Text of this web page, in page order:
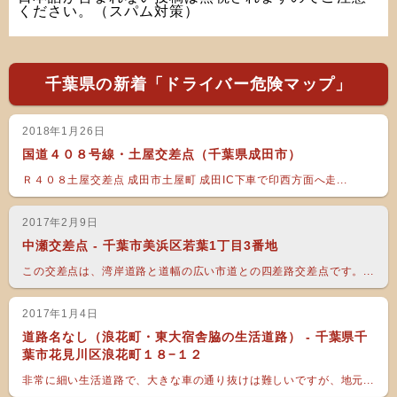
ください。（スパム対策）
千葉県の新着「ドライバー危険マップ」
2018年1月26日
国道４０８号線・土屋交差点（千葉県成田市）
Ｒ４０８土屋交差点 成田市土屋町 成田IC下車で印西方面へ走...
2017年2月9日
中瀬交差点 - 千葉市美浜区若葉1丁目3番地
この交差点は、湾岸道路と道幅の広い市道との四差路交差点です。...
2017年1月4日
道路名なし（浪花町・東大宿舎脇の生活道路） - 千葉県千
葉市花見川区浪花町１８−１２
非常に細い生活道路で、大きな車の通り抜けは難しいですが、地元...